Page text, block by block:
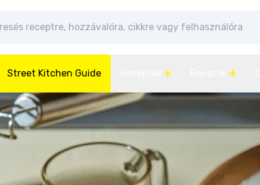
Street Kitchen Guide